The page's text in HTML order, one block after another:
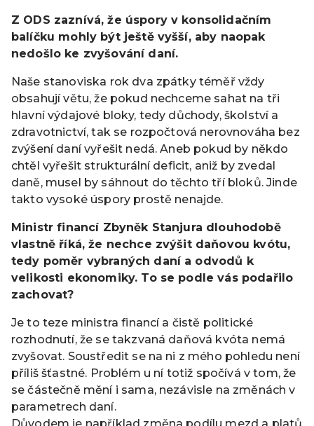
Z ODS zaznívá, že úspory v konsolidačním
balíčku mohly být ještě vyšší, aby naopak
nedošlo ke zvyšování daní.
Naše stanoviska rok dva zpátky téměř vždy
obsahují větu, že pokud nechceme sahat na tři
hlavní výdajové bloky, tedy důchody, školství a
zdravotnictví, tak se rozpočtová nerovnováha bez
zvýšení daní vyřešit nedá. Aneb pokud by někdo
chtěl vyřešit strukturální deficit, aniž by zvedal
daně, musel by sáhnout do těchto tří bloků. Jinde
takto vysoké úspory prostě nenajde.
Ministr financí Zbyněk Stanjura dlouhodobě
vlastně říká, že nechce zvýšit daňovou kvótu,
tedy poměr vybraných daní a odvodů k
velikosti ekonomiky. To se podle vás podařilo
zachovat?
Je to teze ministra financí a čistě politické
rozhodnutí, že se takzvaná daňová kvóta nemá
zvyšovat. Soustředit se na ni z mého pohledu není
příliš šťastné. Problém u ní totiž spočívá v tom, že
se částečně mění i sama, nezávisle na změnách v
parametrech daní.